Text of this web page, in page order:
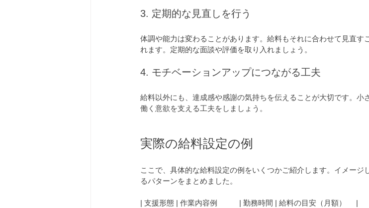
3. 定期的な見直しを行う
体調や能力は変わることがあります。給料もそれに合わせて見直す
れます。定期的な面談や評価を取り入れましょう。
4. モチベーションアップにつながる工夫
給料以外にも、達成感や感謝の気持ちを伝えることが大切です。小
働く意欲を支える工夫をしましょう。
実際の給料設定の例
ここで、具体的な給料設定の例をいくつかご紹介します。イメージ
るパターンをまとめました。
| 支援形態 | 作業内容例           | 勤務時間 | 給料の目安（月額）     |